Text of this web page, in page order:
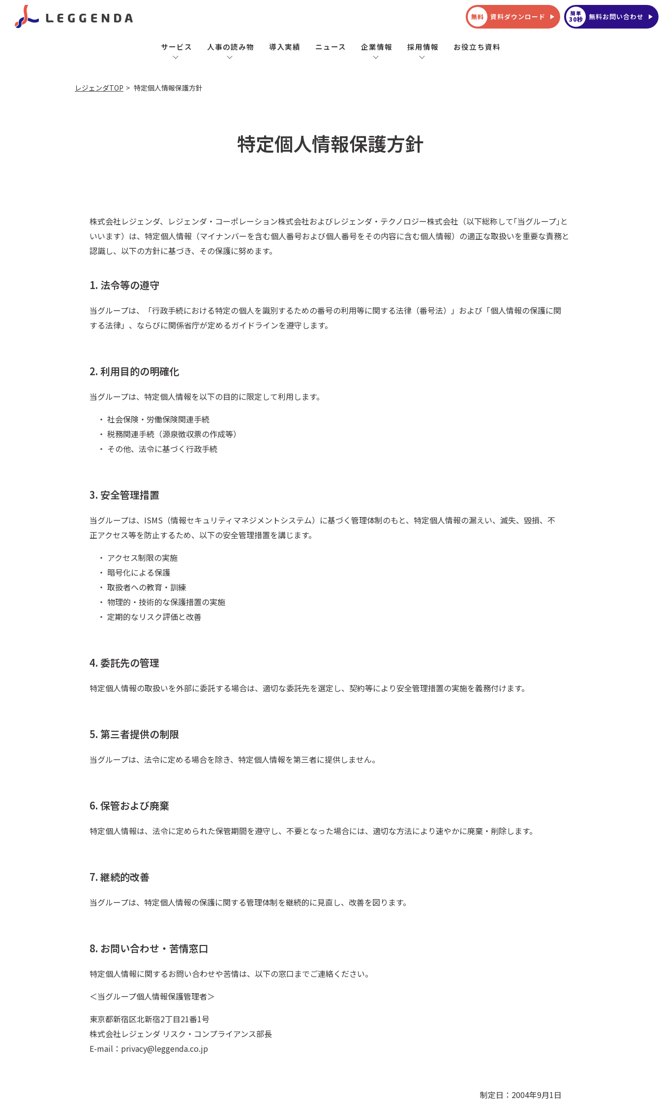
サービス 人事の読み物 導入実績 ニュース 企業情報 採用情報 お役立ち資料
無料 資料ダウンロード 簡単
30秒 無料お問い合わせ
レジェンダTOP 特定個人情報保護方針
特定個人情報保護方針
株式会社レジェンダ、レジェンダ・コーポレーション株式会社およびレジェンダ・テクノロジー株式会社（以下総称して｢当グループ｣と
いいます）は、特定個人情報（マイナンバーを含む個人番号および個人番号をその内容に含む個人情報）の適正な取扱いを重要な責務と
認識し、以下の方針に基づき、その保護に努めます。
1. 法令等の遵守
当グループは、「行政手続における特定の個人を識別するための番号の利用等に関する法律（番号法）」および「個人情報の保護に関
する法律」、ならびに関係省庁が定めるガイドラインを遵守します。
2. 利用目的の明確化
当グループは、特定個人情報を以下の目的に限定して利用します。
・ 社会保険・労働保険関連手続
・ 税務関連手続（源泉徴収票の作成等）
・ その他、法令に基づく行政手続
3. 安全管理措置
当グループは、ISMS（情報セキュリティマネジメントシステム）に基づく管理体制のもと、特定個人情報の漏えい、滅失、毀損、不
正アクセス等を防止するため、以下の安全管理措置を講じます。
・ アクセス制限の実施
・ 暗号化による保護
・ 取扱者への教育・訓練
・ 物理的・技術的な保護措置の実施
・ 定期的なリスク評価と改善
4. 委託先の管理
特定個人情報の取扱いを外部に委託する場合は、適切な委託先を選定し、契約等により安全管理措置の実施を義務付けます。
5. 第三者提供の制限
当グループは、法令に定める場合を除き、特定個人情報を第三者に提供しません。
6. 保管および廃棄
特定個人情報は、法令に定められた保管期間を遵守し、不要となった場合には、適切な方法により速やかに廃棄・削除します。
7. 継続的改善
当グループは、特定個人情報の保護に関する管理体制を継続的に見直し、改善を図ります。
8. お問い合わせ・苦情窓口
特定個人情報に関するお問い合わせや苦情は、以下の窓口までご連絡ください。
＜当グループ個人情報保護管理者＞
東京都新宿区北新宿2丁目21番1号
株式会社レジェンダ リスク・コンプライアンス部長
E-mail：privacy@leggenda.co.jp
制定日：2004年9月1日